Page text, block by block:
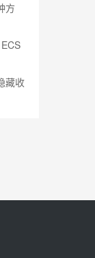
方
藏收